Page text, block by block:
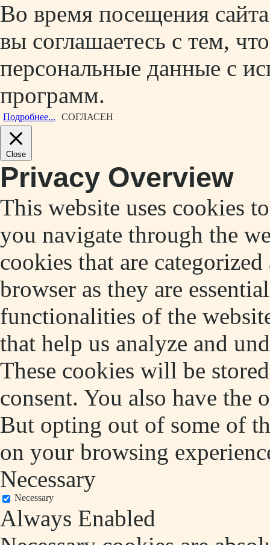
Во время посещения
вы соглашаетесь с тем,
персональные данные с
программ.
Подробнее... СОГЛАСЕН
Close
Privacy Overview
This website uses cookies
you navigate through the
cookies that are
browser as they are
functionalities of the
that help us analyze and
These cookies will be
consent. You also have the
But opting out of some of
on your browsing
Necessary
Necessary
Always Enabled